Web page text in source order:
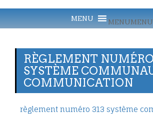
MENUMENU
RÈGLEMENT NUMÉRO
SYSTÈME
COMMUNICATION
règlement numéro 313 système